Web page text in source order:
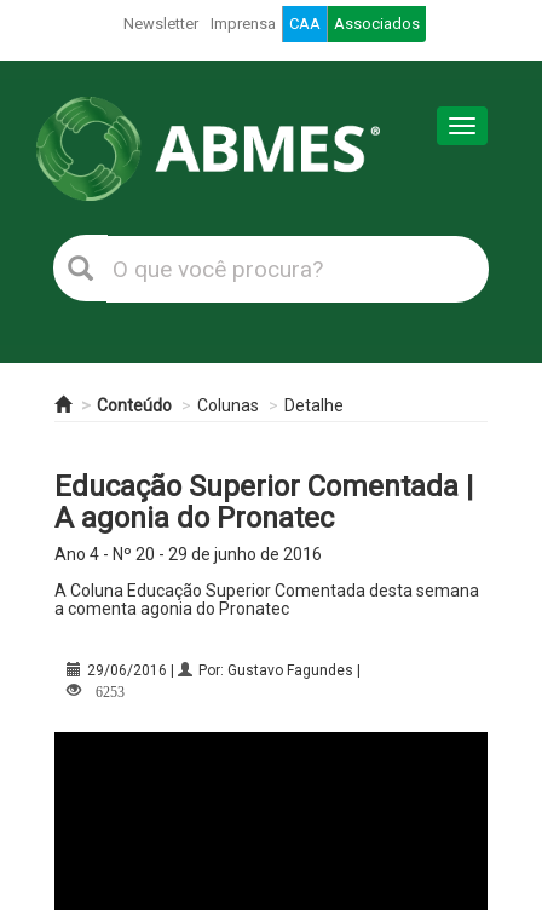
Newsletter Imprensa CAA Associados
Toggle
Conteúdo Colunas Detalhe
Educação Superior Comentada |
A agonia do Pronatec
Ano 4 - Nº 20 - 29 de junho de 2016
A Coluna Educação Superior Comentada desta semana
a comenta agonia do Pronatec
29/06/2016 |
Por: Gustavo Fagundes |
6253